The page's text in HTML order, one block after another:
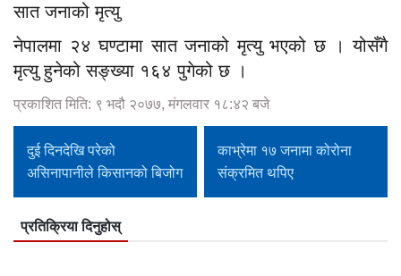
सात जनाको मृत्यु
नेपालमा २४ घण्टामा सात जनाको मृत्यु भएको छ । योसँगै
मृत्यु हुनेको सङ्ख्या १६४ पुगेको छ ।
प्रकाशित मिति: ९ भदौ २०७७, मंगलवार १८:४२ बजे
दुई दिनदेखि परेको
असिनापानीले किसानको बिजोग
काभ्रेमा १७ जनामा कोरोना
संक्रमित थपिए
प्रतिक्रिया दिनुहोस्